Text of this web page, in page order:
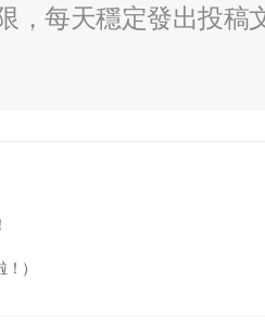
每天穩定發出投稿
）